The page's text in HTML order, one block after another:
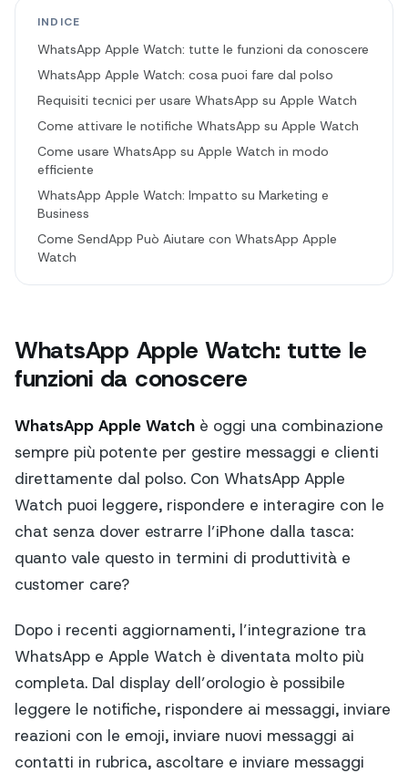
INDICE
WhatsApp Apple Watch: tutte le funzioni da conoscere
WhatsApp Apple Watch: cosa puoi fare dal polso
Requisiti tecnici per usare WhatsApp su Apple Watch
Come attivare le notifiche WhatsApp su Apple Watch
Come usare WhatsApp su Apple Watch in modo
efficiente
WhatsApp Apple Watch: Impatto su Marketing e
Business
Come SendApp Può Aiutare con WhatsApp Apple
Watch
WhatsApp Apple Watch: tutte le
funzioni da conoscere
WhatsApp Apple Watch è oggi una combinazione
sempre più potente per gestire messaggi e clienti
direttamente dal polso. Con WhatsApp Apple
Watch puoi leggere, rispondere e interagire con le
chat senza dover estrarre l’iPhone dalla tasca:
quanto vale questo in termini di produttività e
customer care?
Dopo i recenti aggiornamenti, l’integrazione tra
WhatsApp e Apple Watch è diventata molto più
completa. Dal display dell’orologio è possibile
leggere le notifiche, rispondere ai messaggi, inviare
reazioni con le emoji, inviare nuovi messaggi ai
contatti in rubrica, ascoltare e inviare messaggi